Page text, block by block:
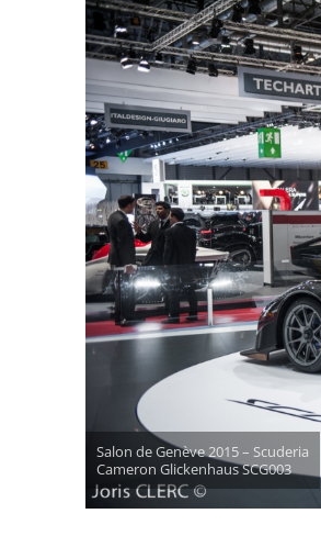
Salon de Genève 2015 – Scuderia
Cameron Glickenhaus SCG003